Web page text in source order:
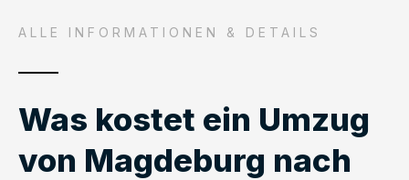
ALLE INFORMATIONEN & DETAILS
Was kostet ein Umzug
von Magdeburg nach